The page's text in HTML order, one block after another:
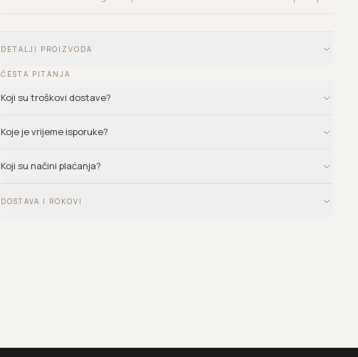
DETALJI PROIZVODA
ČESTA PITANJA
Koji su troškovi dostave?
Koje je vrijeme isporuke?
Koji su načini plaćanja?
DOSTAVA I ROKOVI